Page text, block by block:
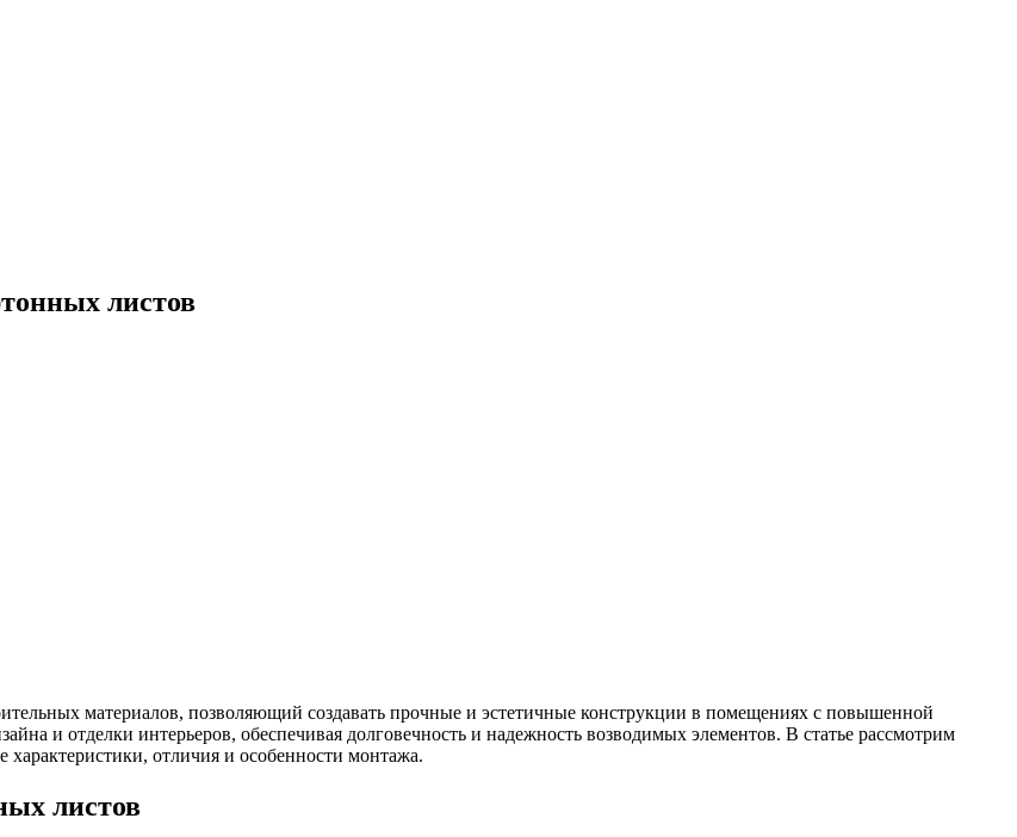
листов
материалов, позволяющий создавать прочные и эстетичные конструкции в помещениях с повышенной
и отделки интерьеров, обеспечивая долговечность и надежность возводимых элементов. В статье рассмотрим
отличия и особенности монтажа.
листов